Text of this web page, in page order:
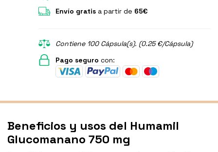
Envío gratisa partir de 65€
Contiene 100 Cápsula(s). (0.25 €/Cápsula)
Pago seguro con:
Beneficios y usos del Humamil
Glucomanano 750 mg